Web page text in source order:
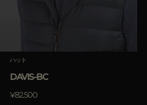
ハット
DAVIS-BC
¥82.500